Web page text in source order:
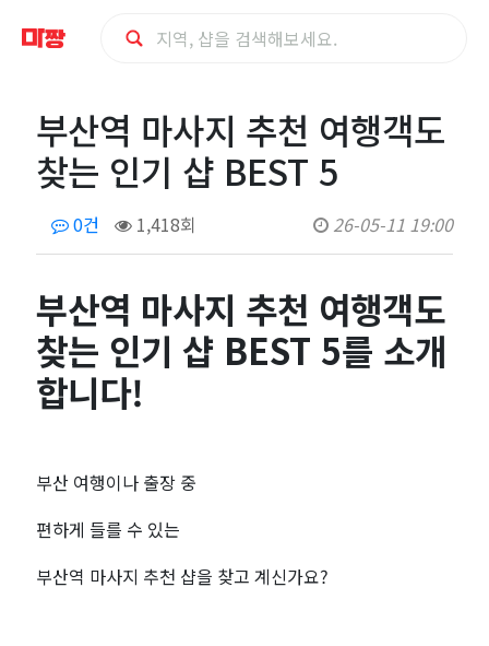
산
마
사
지
천
여
행
부산역 마사지 추천 여행객도
찾는 인기 샵 BEST 5
0건 1,418회 26-05-11 19:00
부산역 마사지 추천 여행객도
찾는 인기 샵 BEST 5를 소개
합니다!
부산 여행이나 출장 중
편하게 들를 수 있는
부산역 마사지 추천 샵을 찾고 계신가요?